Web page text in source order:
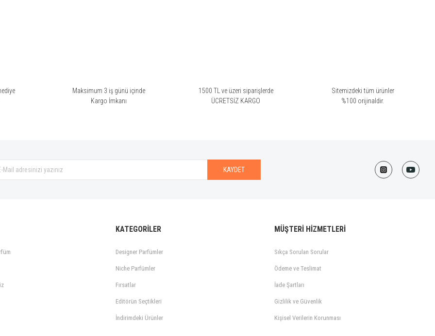
Maksimum 3 iş günü içinde
Kargo İmkanı
1500 TL ve üzeri siparişlerde
ÜCRETSİZ KARGO
Sitemizdeki tüm ürünler
%100 orijinaldir.
KAYDET
KATEGORİLER
Designer Parfümler
Niche Parfümler
Fırsatlar
Editörün Seçtikleri
İndirimdeki Ürünler
MÜŞTERİ HİZMETLERİ
Sıkça Sorulan Sorular
Ödeme ve Teslimat
İade Şartları
Gizlilik ve Güvenlik
Kişisel Verilerin Korunması